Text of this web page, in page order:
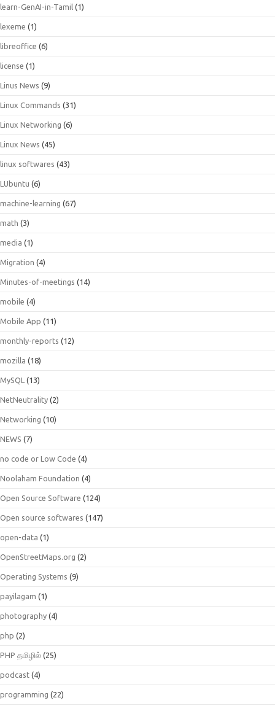
learn-GenAI-in-Tamil (1)
lexeme (1)
libreoffice (6)
license (1)
Linus News (9)
Linux Commands (31)
Linux Networking (6)
Linux News (45)
linux softwares (43)
LUbuntu (6)
machine-learning (67)
math (3)
media (1)
Migration (4)
Minutes-of-meetings (14)
mobile (4)
Mobile App (11)
monthly-reports (12)
mozilla (18)
MySQL (13)
NetNeutrality (2)
Networking (10)
NEWS (7)
no code or Low Code (4)
Noolaham Foundation (4)
Open Source Software (124)
Open source softwares (147)
open-data (1)
OpenStreetMaps.org (2)
Operating Systems (9)
payilagam (1)
photography (4)
php (2)
PHP தமிழில் (25)
podcast (4)
programming (22)